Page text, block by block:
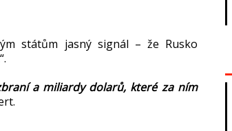
státům jasný signál – že Rusko
a miliardy dolarů, které za ním